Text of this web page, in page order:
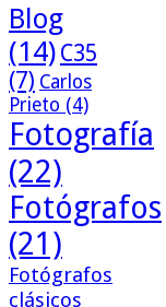
Blog
(14) C35
(7) Carlos
Prieto (4)
Fotografía
(22)
Fotógrafos
(21)
Fotógrafos
clásicos